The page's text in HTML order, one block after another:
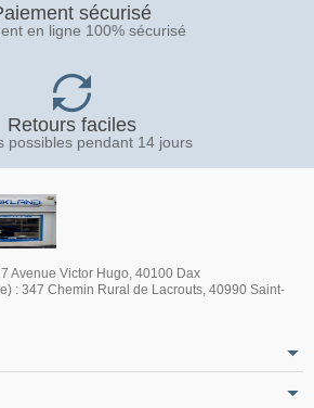
sécurisé
en ligne 100% sécurisé
Retours faciles
possibles pendant 14 jours
Avenue Victor Hugo, 40100 Dax
: 347 Chemin Rural de Lacrouts, 40990 Saint-